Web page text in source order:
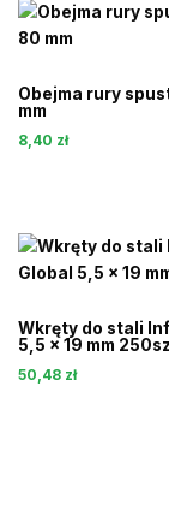
Obejma rury
mm
8,40 zł
Wkręty do stali
5,5 x 19 mm
50,48 zł